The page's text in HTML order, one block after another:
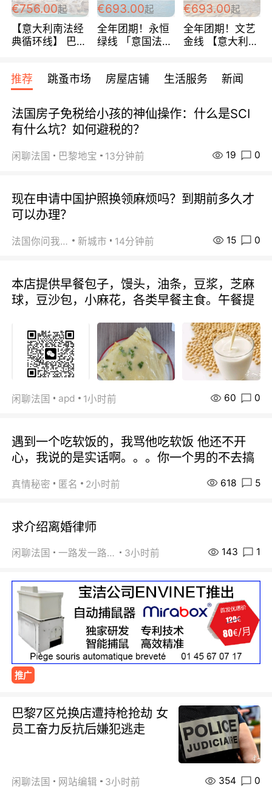
€756.00起
【意大利南法经
典循环线】 巴黎
宾馆 108欧/天起
全程756欧/位
€693.00起
全年团期！永恒
绿线 「意国法
欧/天起 ~包拼房
€693.00起
全年团期！文艺
金线 【意大利一
每周铁发！
推荐 跳蚤市场 房屋店铺 生活服务 新闻
法国房子免税给小孩的神仙操作：什么是SCI
有什么坑？如何避税的？
闲聊法国 巴黎地宝 13分钟前 19 0
现在申请中国护照换领麻烦吗？到期前多久才
可以办理？
法国你问我答 新城市 14分钟前 15 0
本店提供早餐包子，馒头，油条，豆浆，芝麻
球，豆沙包，小麻花，各类早餐主食。午餐提
闲聊法国 apd 1小时前 60 0
遇到一个吃软饭的，我骂他吃软饭 他还不开
心，我说的是实话啊。。。你一个男的不去搞
真情秘密 匿名 2小时前 618 5
求介绍离婚律师
闲聊法国 一路发一路发 3小时前 143 1
推广
巴黎7区兑换店遭持枪抢劫 女
员工奋力反抗后嫌犯逃走
闲聊法国 网站编辑 3小时前 354 0